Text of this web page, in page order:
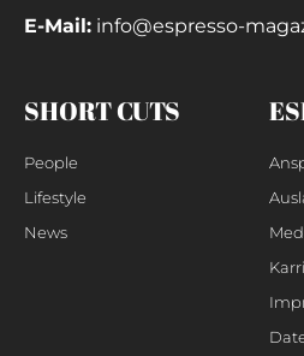
E-Mail: info@espresso-
SHORT CUTS
People
Lifestyle
News